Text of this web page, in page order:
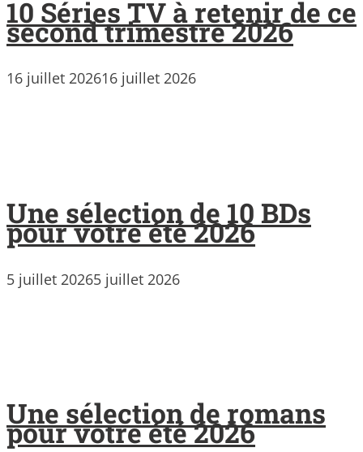
10 Séries TV à retenir de ce
second trimestre 2026
16 juillet 202616 juillet 2026
Une sélection de 10 BDs
pour votre été 2026
5 juillet 20265 juillet 2026
Une sélection de romans
pour votre été 2026